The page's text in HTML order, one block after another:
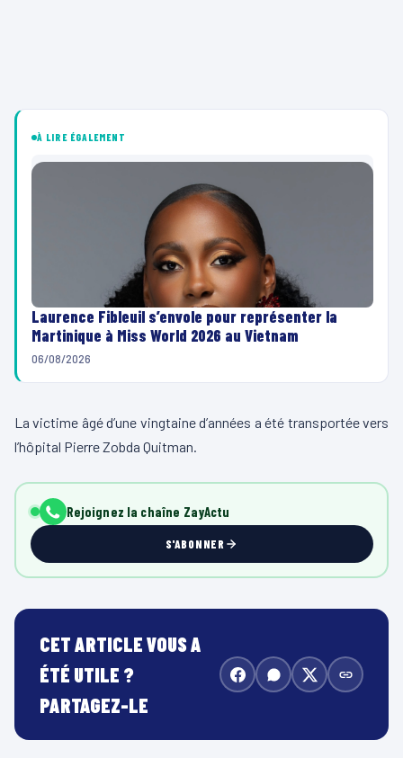
À LIRE ÉGALEMENT
Laurence Fibleuil s’envole pour représenter la
Martinique à Miss World 2026 au Vietnam
06/08/2026
La victime âgé d’une vingtaine d’années a été transportée vers
l’hôpital Pierre Zobda Quitman.
Rejoignez la chaîne ZayActu
S'ABONNER
CET ARTICLE VOUS A
ÉTÉ UTILE ?
PARTAGEZ-LE